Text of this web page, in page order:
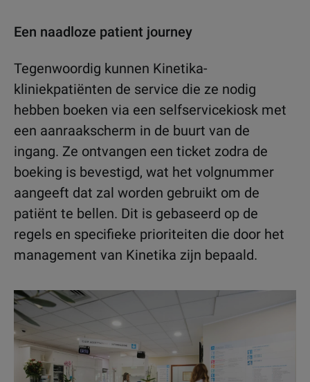
Een naadloze patient journey
Tegenwoordig kunnen Kinetika-
kliniekpatiënten de service die ze nodig
hebben boeken via een selfservicekiosk met
een aanraakscherm in de buurt van de
ingang. Ze ontvangen een ticket zodra de
boeking is bevestigd, wat het volgnummer
aangeeft dat zal worden gebruikt om de
patiënt te bellen. Dit is gebaseerd op de
regels en specifieke prioriteiten die door het
management van Kinetika zijn bepaald.